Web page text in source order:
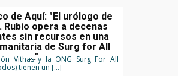
de Aquí: "El urólogo de
Rubio opera a decenas
sin recursos en una
de Surg for All
..."
Vithas y la ONG Surg For All
tienen un […]